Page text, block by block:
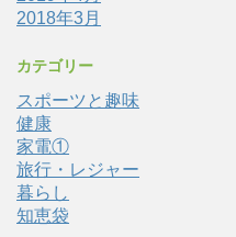
2018年3月
カテゴリー
スポーツと趣味
健康
家電①
旅行・レジャー
暮らし
知恵袋